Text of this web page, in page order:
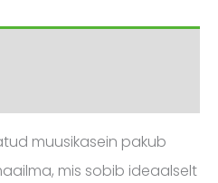
muusikasein pakub
mis sobib ideaalselt